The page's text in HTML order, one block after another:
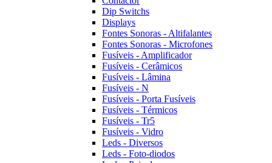
Dip Switchs
Displays
Fontes Sonoras - Altifalantes
Fontes Sonoras - Microfones
Fusíveis - Amplificador
Fusíveis - Cerâmicos
Fusíveis - Lâmina
Fusíveis - N
Fusíveis - Porta Fusíveis
Fusíveis - Térmicos
Fusíveis - Tr5
Fusíveis - Vidro
Leds - Diversos
Leds - Foto-diodos